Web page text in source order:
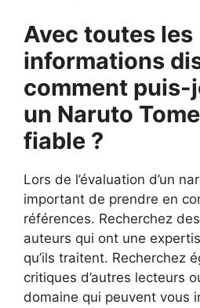
Avec toutes les
informations
comment puis-
un Naruto
fiable ?
Lors de l’évaluation d’un
important de prendre en
références. Recherchez
auteurs qui ont une
qu’ils traitent. Recherchez
critiques d’autres lecteurs
domaine qui peuvent vous